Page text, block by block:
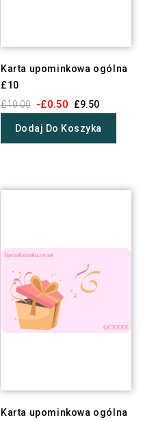
Karta upominkowa ogólna
£10
£10.00 -£0.50 £9.50
Dodaj Do Koszyka
Karta upominkowa ogólna